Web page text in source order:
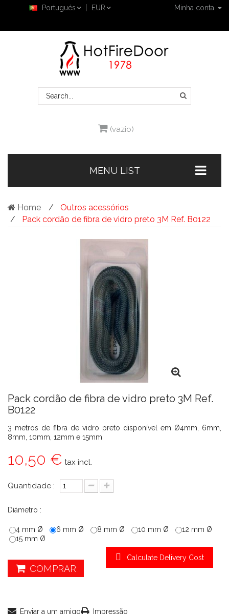
Minha conta
Portugués EUR
(vazio)
MENU LIST
Home
Outros acessórios
Pack cordão de fibra de vidro preto 3M Ref. B0122
Pack cordão de fibra de vidro preto 3M Ref.
B0122
3 metros de fibra de vidro preto disponível em Ø4mm, 6mm,
8mm, 10mm, 12mm e 15mm
10,50 € tax incl.
Quantidade :
Diámetro :
4 mm Ø 6 mm Ø 8 mm Ø 10 mm Ø
12 mm Ø
15 mm Ø
Calculate Delivery Cost
COMPRAR
Enviar a um amigo Impressão